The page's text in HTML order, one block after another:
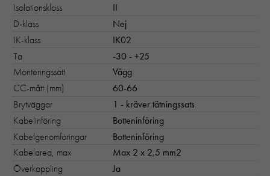
Isolationsklass
II
D-klass
Nej
IK-klass
IK02
Ta
-30 - +25
Monteringssätt
Vägg
CC-mått (mm)
60-66
Brytväggar
1 - kräver tätningssats
Kabelinföring
Botteninföring
Kabelgenomföringar
Botteninföring
Kabelarea, max
Max 2 x 2,5 mm2
Överkoppling
Ja